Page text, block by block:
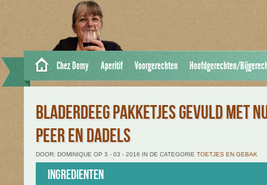
Chez Domy Aperitif Voorgerechten Hoofdgerechten/
BLADERDEEG PAKKETJES GEVULD MET
PEER EN DADELS
DOOR: DOMINIQUE OP 3 - 03 - 2016 IN DE CATEGORIE TOETJES EN GEBAK
Ingredienten